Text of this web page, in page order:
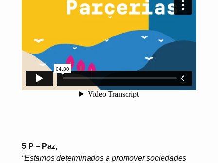
5 P – Paz,
“Estamos determinados a promover sociedades